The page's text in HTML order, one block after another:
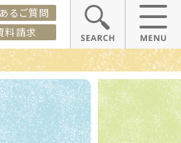
るご質問
料請求